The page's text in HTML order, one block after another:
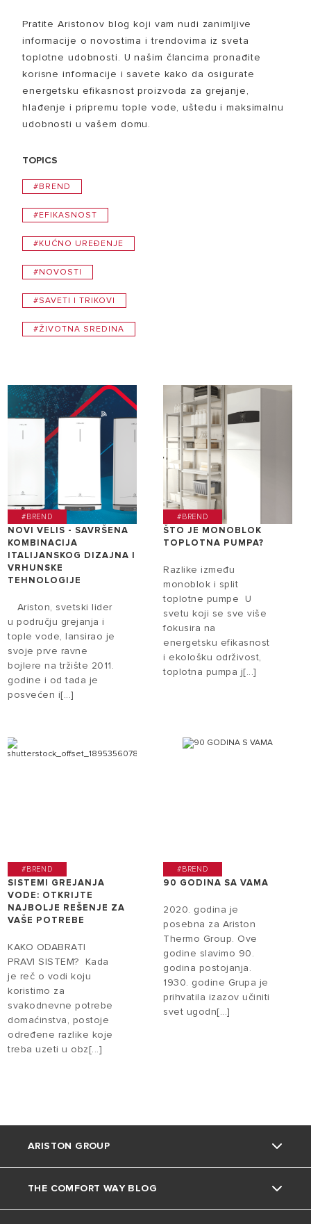
Pratite Aristonov blog koji vam nudi zanimljive
informacije o novostima i trendovima iz sveta
toplotne udobnosti. U našim člancima pronađite
korisne informacije i savete kako da osigurate
energetsku efikasnost proizvoda za grejanje,
hlađenje i pripremu tople vode, uštedu i maksimalnu
udobnosti u vašem domu.
TOPICS
#BREND
#EFIKASNOST
#KUĆNO UREĐENJE
#NOVOSTI
#SAVETI I TRIKOVI
#ŽIVOTNA SREDINA
#BREND
NOVI VELIS - SAVRŠENA
KOMBINACIJA
ITALIJANSKOG DIZAJNA I
VRHUNSKE
TEHNOLOGIJE
Ariston, svetski lider
u području grejanja i
tople vode, lansirao je
svoje prve ravne
bojlere na tržište 2011.
godine i od tada je
posvećen i[...]
#BREND
ŠTO JE MONOBLOK
TOPLOTNA PUMPA?
Razlike između
monoblok i split
toplotne pumpe U
svetu koji se sve više
fokusira na
energetsku efikasnost
i ekološku održivost,
toplotna pumpa j[...]
#BREND
SISTEMI GREJANJA
VODE: OTKRIJTE
NAJBOLJE REŠENJE ZA
VAŠE POTREBE
KAKO ODABRATI
PRAVI SISTEM? Kada
je reč o vodi koju
koristimo za
svakodnevne potrebe
domaćinstva, postoje
određene razlike koje
treba uzeti u obz[...]
#BREND
90 GODINA SA VAMA
2020. godina je
posebna za Ariston
Thermo Group. Ove
godine slavimo 90.
godina postojanja.
1930. godine Grupa je
prihvatila izazov učiniti
svet ugodn[...]
ARISTON GROUP
O nama
THE COMFORT WAY BLOG